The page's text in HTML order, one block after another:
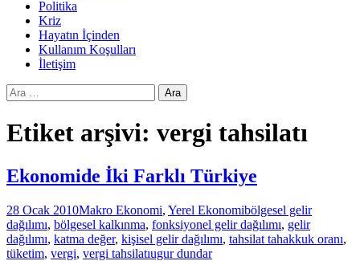
Politika
Kriz
Hayatın İçinden
Kullanım Koşulları
İletişim
Arama:
Etiket arşivi: vergi tahsilatı
Ekonomide İki Farklı Türkiye
28 Ocak 2010Makro Ekonomi, Yerel Ekonomibölgesel gelir
dağılımı, bölgesel kalkınma, fonksiyonel gelir dağılımı, gelir
dağılımı, katma değer, kişisel gelir dağılımı, tahsilat tahakkuk oranı,
tüketim, vergi, vergi tahsilatıugur dundar